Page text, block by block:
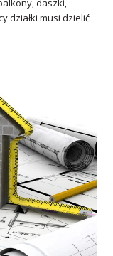
daszki,
działki musi dzielić